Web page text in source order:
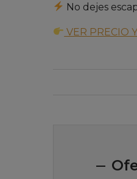
No dejes
VER PRECIO